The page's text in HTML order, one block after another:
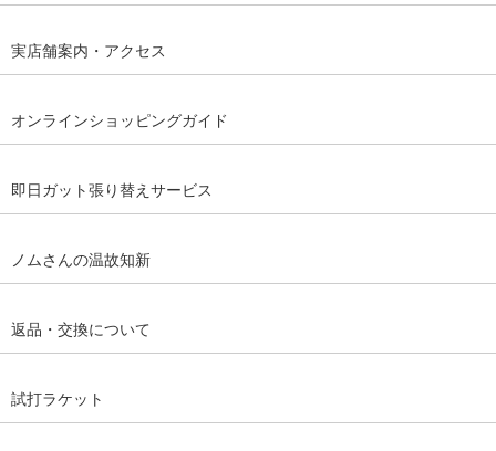
実店舗案内・アクセス
オンラインショッピングガイド
即日ガット張り替えサービス
ノムさんの温故知新
返品・交換について
試打ラケット